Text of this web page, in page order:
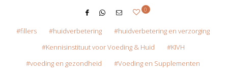
0
fillers huidverbetering
huidverbetering en verzorging
Kennisinstituut voor Voeding & Huid
KIVH
voeding en gezondheid
Voeding en Supplementen